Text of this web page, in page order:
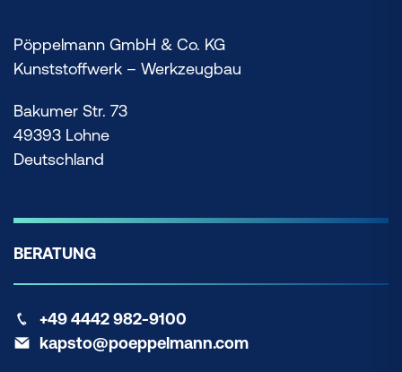
Pöppelmann GmbH & Co. KG
Kunststoffwerk – Werkzeugbau
Bakumer Str. 73
49393 Lohne
Deutschland
BERATUNG
+49 4442 982-9100
kapsto@poeppelmann.com